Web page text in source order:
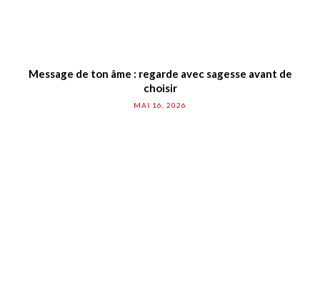
Message de ton âme : regarde avec sagesse avant de
choisir
MAI 16, 2026